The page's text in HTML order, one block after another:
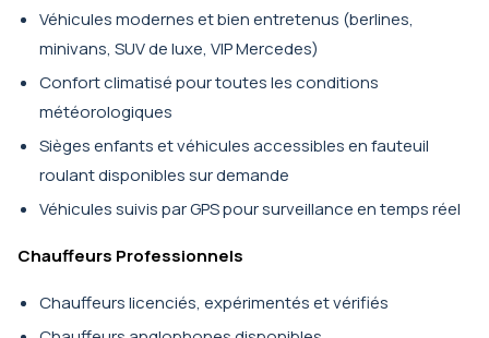
Véhicules modernes et bien entretenus (berlines,
minivans, SUV de luxe, VIP Mercedes)
Confort climatisé pour toutes les conditions
météorologiques
Sièges enfants et véhicules accessibles en fauteuil
roulant disponibles sur demande
Véhicules suivis par GPS pour surveillance en temps réel
Chauffeurs Professionnels
Chauffeurs licenciés, expérimentés et vérifiés